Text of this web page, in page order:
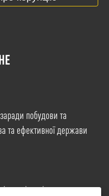
побудови та
та ефективної держави
розміщені на умовах